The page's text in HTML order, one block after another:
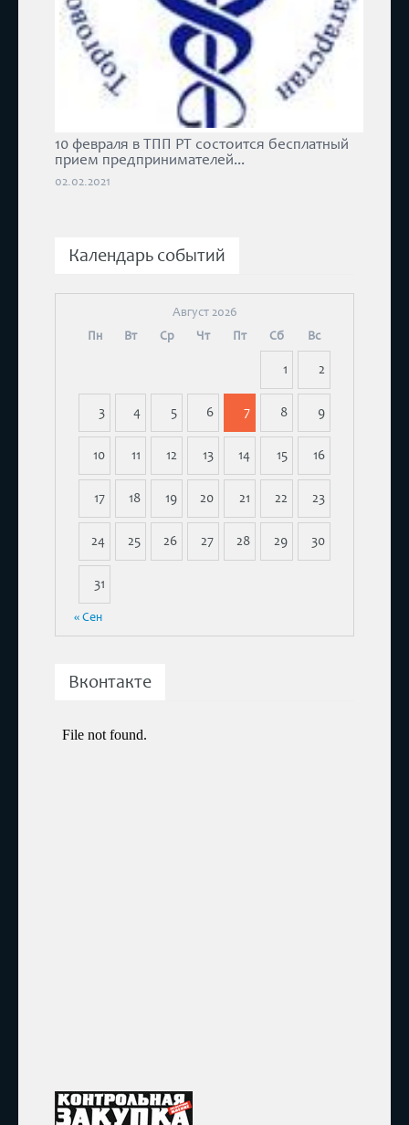
10 февраля в ТПП РТ состоится бесплатный
прием предпринимателей...
02.02.2021
Календарь событий
Август 2026
Пн
Вт Ср Чт Пт Сб Вс
1 2
3 4 5 6 7 8 9
10 11 12 13 14 15 16
17 18 19 20 21 22 23
24 25 26 27 28 29 30
31
« Сен
Вконтакте